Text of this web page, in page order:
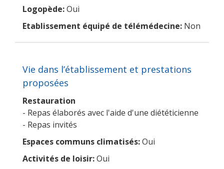
Logopède:Oui
Etablissement équipé de télémédecine: Non
Vie dans l’établissement et prestations
proposées
Restauration
- Repas élaborés avec l'aide d'une diététicienne
- Repas invités
Espaces communs climatisés:Oui
Activités de loisir:Oui